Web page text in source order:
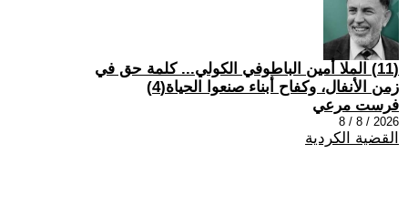
(11) الملا أمين الباطوفي الكولي... كلمة حق في
زمن الأنفال، وكفاح أبناء صنعوا الحياة(4)
فرست مرعي
2026 / 8 / 8
القضية الكردية